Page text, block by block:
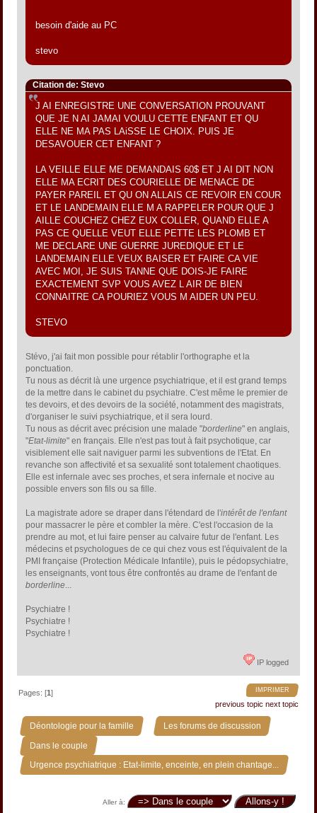
besoin d'aide au PC
stevo
Citation de: Stevo
J AI ENREGISTRE UNE CONVERSATION PROUVANT
QUE JE N AI JAMAI VOULU CETTE ENFANT ET QU
ELLE NE MA PAS LAiSSE LE CHOIX. PUIS JE
DESAVOUER CET ENFANT ?
LA VEILLE ELLE ME DEMANDAIS 60$ ET J AI DIT NON
ELLE MA ECRIT DES COURIELLE DE MENACE DE
PAYER PAREIL ET QU ON ALLAIS CE REVOIR EN COUR
ET LE LANDEMAIN ELLE M A RAPPELER POUR QUE J
AILLE COUCHEZ CHEZ EUX COLLER, QUAND ELLE A
PAS CE QUELLE VEUT ELLE PETTE LES PLOMB ET
ME DECLARE UNE GUERRE JUREDIQUE ET LE
LANDEMAIN ELLE VEUX BAISER ET FAIRE CA VIE
AVEC MOI, JE SUIS TANNE QUE DOIS-JE FAIRE
EXACTEMENT SVP VOUS AVEZ L AIR DE BIEN
CONNAITRE CA POURIEZ VOUS M AIDER UN PEU.
STEVO
Stévo, j'ai fait mon possible pour rétablir l'orthographe et la
ponctuation.
Tu nous as décrit là une urgence psychiatrique, et il est grand temps
de la mettre dans le cabinet du psychiatre. C'est même le premier de
tes devoirs, et des devoirs de la société, notamment des magistrats,
d'organiser le suivi psychiatrique, et il sera lourd.
Tu nous as décrit avec précision une malade "borderline" en anglais,
"Etat-limite" en français. Elle n'est pas tout à fait psychotique, car
visiblement elle sait naviguer parmi les subventions de l'Etat. En
revanche son affectivité et sa sexualité sont totalement chaotiques.
Elle est infernale avec ses proches, et sera infernale et nocive au
possible envers son fils ou sa fille.
La magistrate adore se draper dans l'étendard de l'intérêt de l'enfant
pour massacrer le père et combler la mère. C'est l'occasion de la
prendre au mot, et lui faire penser au calvaire futur de l'enfant. Les
médecins et psychologues de ce qui chez vous est l'équivalent de la
PMI française (Protection Médicale Infantile), puis le pédopsychiatre,
les enseignants, vont tous être confrontés au drame de l'enfant de
borderline...
Psychiatre !
Psychiatre !
Psychiatre !
IP logged
IMPRIMER
Pages: [1]
previous topic next topic
Déontologie pour la famille » Les forums de discussion »
Dans le couple »
Urgence psychiatrique : Etat-limite, enceinte, en plein chantage...
Aller à: